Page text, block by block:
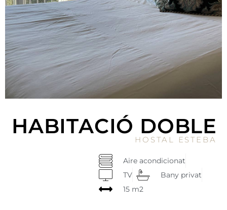
HABITACIÓ DOBLE
HOSTAL ESTEBA
Aire acondicionat
TV
Bany privat
15 m2